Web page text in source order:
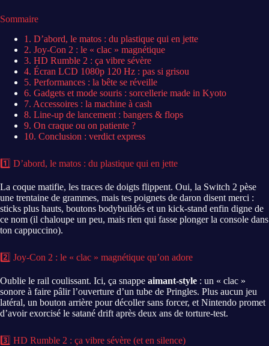
Sommaire
1. D’abord, le matos : du plastique qui en jette
2. Joy-Con 2 : le « clac » magnétique
3. HD Rumble 2 : ça vibre sévère
4. Écran LCD 1080p 120 Hz : pas si grisou
5. Performances : la bête se réveille
6. Gadgets et mode souris : sorcellerie made in Kyoto
7. Accessoires : la machine à cash
8. Line-up de lancement : bangers & flops
9. On craque ou on patiente ?
10. Conclusion : verdict express
1️⃣ D’abord, le matos : du plastique qui en jette
La coque matifie, les traces de doigts flippent. Oui, la Switch 2 pèse
une trentaine de grammes, mais tes poignets de daron disent merci :
sticks plus hauts, boutons bodybuildés et un kick-stand enfin digne de
ce nom (il chaloupe un peu, mais rien qui fasse plonger la console dans
ton cappuccino).
2️⃣ Joy-Con 2 : le « clac » magnétique qu’on adore
Oublie le rail coulissant. Ici, ça snappe aimant-style : un « clac »
sonore à faire pâlir l’ouverture d’un tube de Pringles. Plus aucun jeu
latéral, un bouton arrière pour décoller sans forcer, et Nintendo promet
d’avoir exorcisé le satané drift après deux ans de torture-test.
3️⃣ HD Rumble 2 : ça vibre sévère (et en silence)